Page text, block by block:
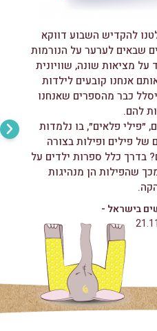
להקדיש השבוע דווקא
שבאים לערער על הנורמות
על מציאות שונה, שוויונית
אנחנו קובעים לילדות
כבר מהספרים שאנחנו
להם.
״פילי פלאים״, בו נלמדות
של פילים ופילות בצורה
בדרך כלל ספרות ילדים על
שהפילות הן מנהיגות
בישראל -